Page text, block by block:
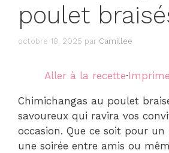
poulet
octobre 18, 2025 par Camillee
Aller à la recette·
Chimichangas au poulet
savoureux qui ravira vos
occasion. Que ce soit pour
une soirée entre amis ou